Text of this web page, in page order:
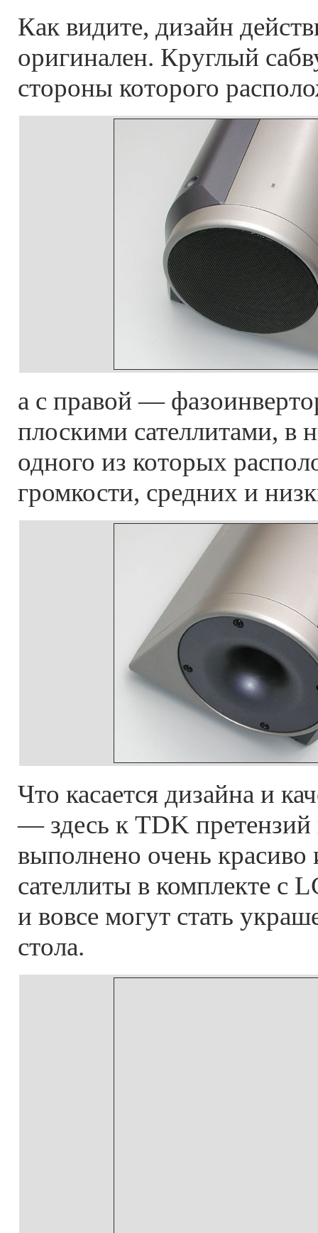
Как видите, дизайн
оригинален. Круглый
стороны которого
а с правой —
плоскими сателлитами, в
одного из которых
громкости, средних и
Что касается дизайна и
— здесь к TDK
выполнено очень красиво
сателлиты в комплекте с
и вовсе могут стать
стола.